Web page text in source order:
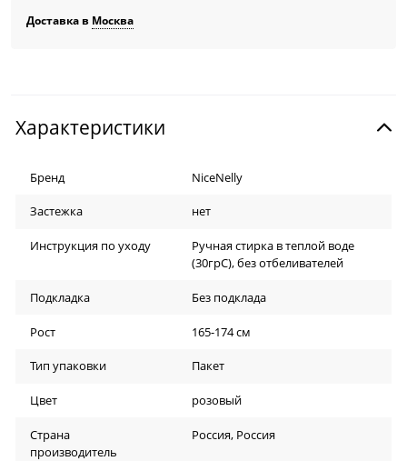
Доставка в Москва
Характеристики
Бренд NiceNelly
Застежка нет
Инструкция по уходу
Ручная стирка в теплой воде
(30грС), без отбеливателей
Подкладка Без подклада
Рост 165-174 см
Тип упаковки Пакет
Цвет розовый
Страна
производитель
Россия, Россия